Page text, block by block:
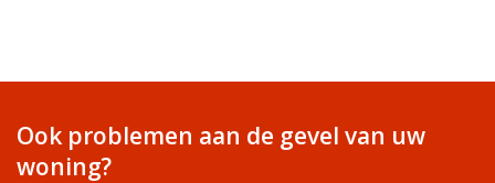
Ook problemen aan de gevel van uw
woning?